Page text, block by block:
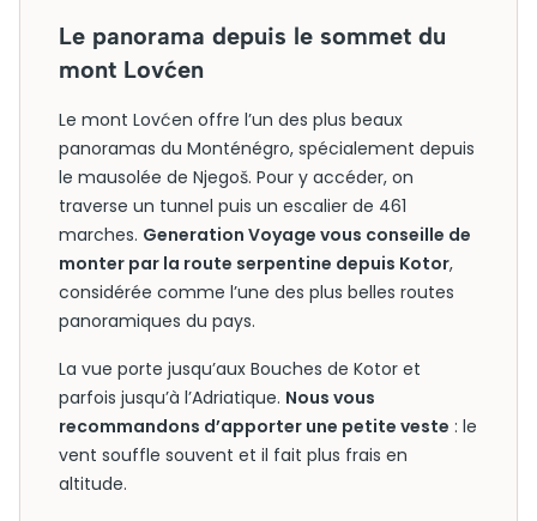
Le panorama depuis le sommet du
mont Lovćen
Le mont Lovćen offre l’un des plus beaux
panoramas du Monténégro, spécialement depuis
le mausolée de Njegoš. Pour y accéder, on
traverse un tunnel puis un escalier de 461
marches. Generation Voyage vous conseille de
monter par la route serpentine depuis Kotor,
considérée comme l’une des plus belles routes
panoramiques du pays.
La vue porte jusqu’aux Bouches de Kotor et
parfois jusqu’à l’Adriatique. Nous vous
recommandons d’apporter une petite veste : le
vent souffle souvent et il fait plus frais en
altitude.